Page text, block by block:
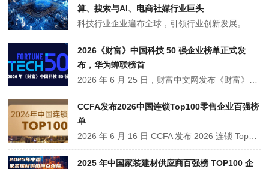
算、搜索与AI、电商社媒行业巨头
科技行业企业遍布全球，引领行业创新发展。美国拥有苹果、微软等科技巨头，在消费电子、软件云计算等领域占据主导；亚洲崛起三星、华为等企业，在半导体、通信技术等方面表现卓越；欧洲的 SAP 和阿斯麦则在企业管理软件、光刻机制造等细分领域技术领先。这些企业凭借核心技术与多元布局，推动全球科技产···
2026《财富》中国科技 50 强企业榜单正式发
布，华为蝉联榜首
2026 年 6 月 25 日，财富中文网发布《财富》中国科技 50 强企业榜单。榜单摒弃唯营收排名，侧重研发投入与核心自研实力，华为蝉联榜首，字节跳动、宁德时代、腾讯、DeepSeek 位列前五。上榜企业集中于 AI、半导体、新能源、高端制造等硬核赛道，凸显国内科技产业向底层核心技术攻坚转型的发展趋势。
CCFA发布2026中国连锁Top100零售企业百强榜
单
2026 年 6 月 16 日 CCFA 发布 2026 连锁 Top100，数据采样 2025 年。百强总销售额 2.07 万亿元，门店 28.97 万个，口径调整致账面营收微降，可比企业营收同比增 5.8%。沃尔玛中国三连榜首，榜单新增 11 家企业。折扣零售增速突出，各业态走势分化，便利店稳健、超市优化单店、综合零售承压。
2025 年中国家装建材供应商百强榜 TOP100 企